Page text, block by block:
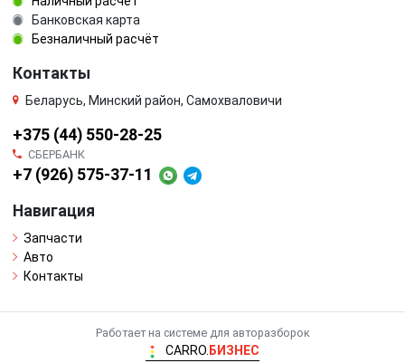
Банковская карта
Безналичный расчёт
Контакты
Беларусь, Минский район, Самохваловичи
+375 (44) 550-28-25
СБЕРБАНК
+7 (926) 575-37-11
Навигация
Запчасти
Авто
Контакты
Работает на системе для авторазборок
CARRO. БИЗНЕС